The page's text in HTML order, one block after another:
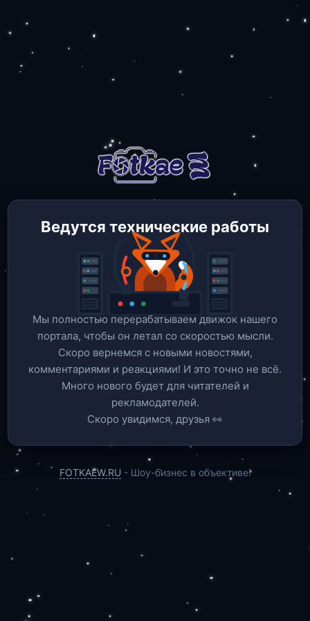
Ведутся технические работы
Мы полностью перерабатываем движок нашего
портала, чтобы он летал со скоростью мысли.
Скоро вернемся c новыми новостями,
комментариями и реакциями! И это точно не всё.
Много нового будет для читателей и
рекламодателей.
Скоро увидимся, друзья 👀
FOTKAEW.RU - Шоу-бизнес в объективе!